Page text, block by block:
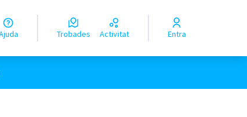
Ajuda Trobades Activitat Entra